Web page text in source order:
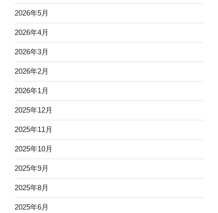
2026年5月
2026年4月
2026年3月
2026年2月
2026年1月
2025年12月
2025年11月
2025年10月
2025年9月
2025年8月
2025年6月